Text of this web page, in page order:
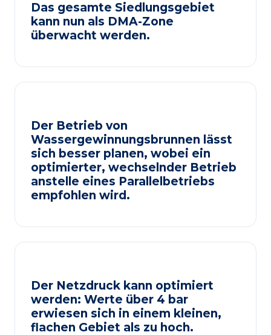
Das gesamte Siedlungsgebiet
kann nun als DMA-Zone
überwacht werden.
Der Betrieb von
Wassergewinnungsbrunnen lässt
sich besser planen, wobei ein
optimierter, wechselnder Betrieb
anstelle eines Parallelbetriebs
empfohlen wird.
Der Netzdruck kann optimiert
werden: Werte über 4 bar
erwiesen sich in einem kleinen,
flachen Gebiet als zu hoch.